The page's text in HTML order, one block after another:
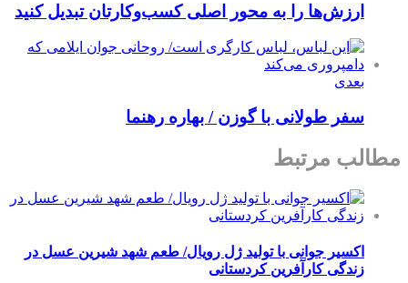
ارزش‌ها را به محور اصلی کسب‌وکارتان تبدیل کنید
بعدی
سفر طولانی با گوزن / بهاره رهنما
مطالب مرتبط
اکسیر جوانی با تولید ژل رویال/ طعم شهد شیرین عسل‌ در
زندگی کارآفرین کردستانی